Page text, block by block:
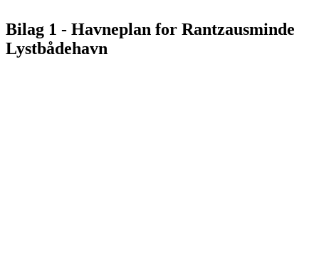
Bilag 1 - Havneplan for Rantzausminde
Lystbådehavn